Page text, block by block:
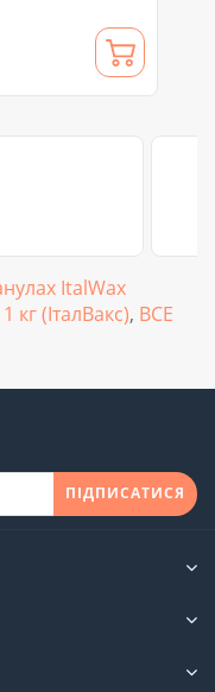
ItalWax
кг (ІталВакс), ВСЕ
ПІДПИСАТИСЯ